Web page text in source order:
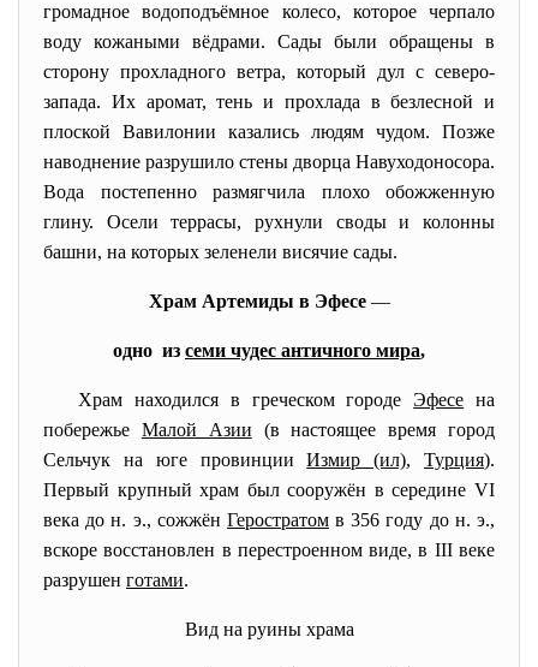
громадное водоподъёмное колесо, которое черпало
воду кожаными вёдрами. Сады были обращены в
сторону прохладного ветра, который дул с северо-
запада. Их аромат, тень и прохлада в безлесной и
плоской Вавилонии казались людям чудом. Позже
наводнение разрушило стены дворца Навуходоносора.
Вода постепенно размягчила плохо обожженную
глину. Осели террасы, рухнули своды и колонны
башни, на которых зеленели висячие сады.
Храм Артемиды в Эфесе —
одно из семи чудес античного мира,
Храм находился в греческом городеЭфесе на
побережье Малой Азии (в настоящее время город
Сельчук на юге провинцииИзмир (ил),Турция).
Первый крупный храм был сооружён в середине VI
века до н. э., сожжён Геростратомв 356 году до н. э.,
вскоре восстановлен в перестроенном виде, в III веке
разрушен готами.
Вид на руины храма